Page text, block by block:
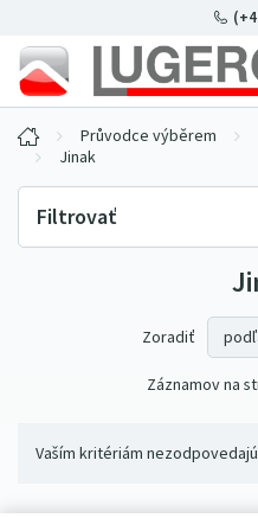
Průvodce výběrem
Jinak
Filtrovať
Zoradiť
Záznamov na
Vaším kritériám